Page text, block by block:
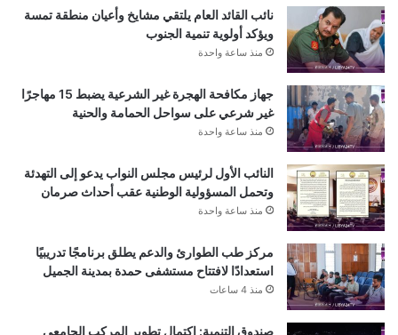
نائب القائد العام يلتقي مشايخ وأعيان منطقة تمسة
ويؤكد أولوية تنمية الجنوب
منذ ساعة واحدة
جهاز مكافحة الهجرة غير الشرعية يضبط 15 مهاجرًا
غير شرعي على سواحل الحمامة والحنية
منذ ساعة واحدة
النائب الأول لرئيس مجلس النواب يدعو إلى التهدئة
وتحمل المسؤولية الوطنية عقب أحداث صرمان
منذ ساعة واحدة
مركز طب الطوارئ والدعم يطلق برنامجًا تدريبيًا
استعدادًا لافتتاح مستشفى حمدة بمدينة الجميل
منذ 4 ساعات
صندوق التنمية: اكتمال تطوير المركب الجامعي